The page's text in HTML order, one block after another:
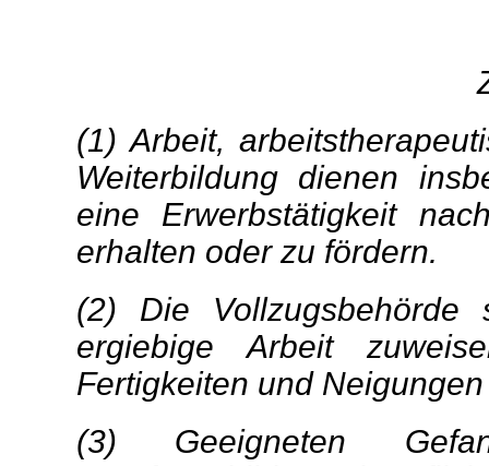
(1) Arbeit,
Weiterbildung dienen
eine Erwerbstätigkeit
erhalten oder zu fördern.
(2) Die Vollzugsbehörde
ergiebige Arbeit
Fertigkeiten und
(3) Geeigneten